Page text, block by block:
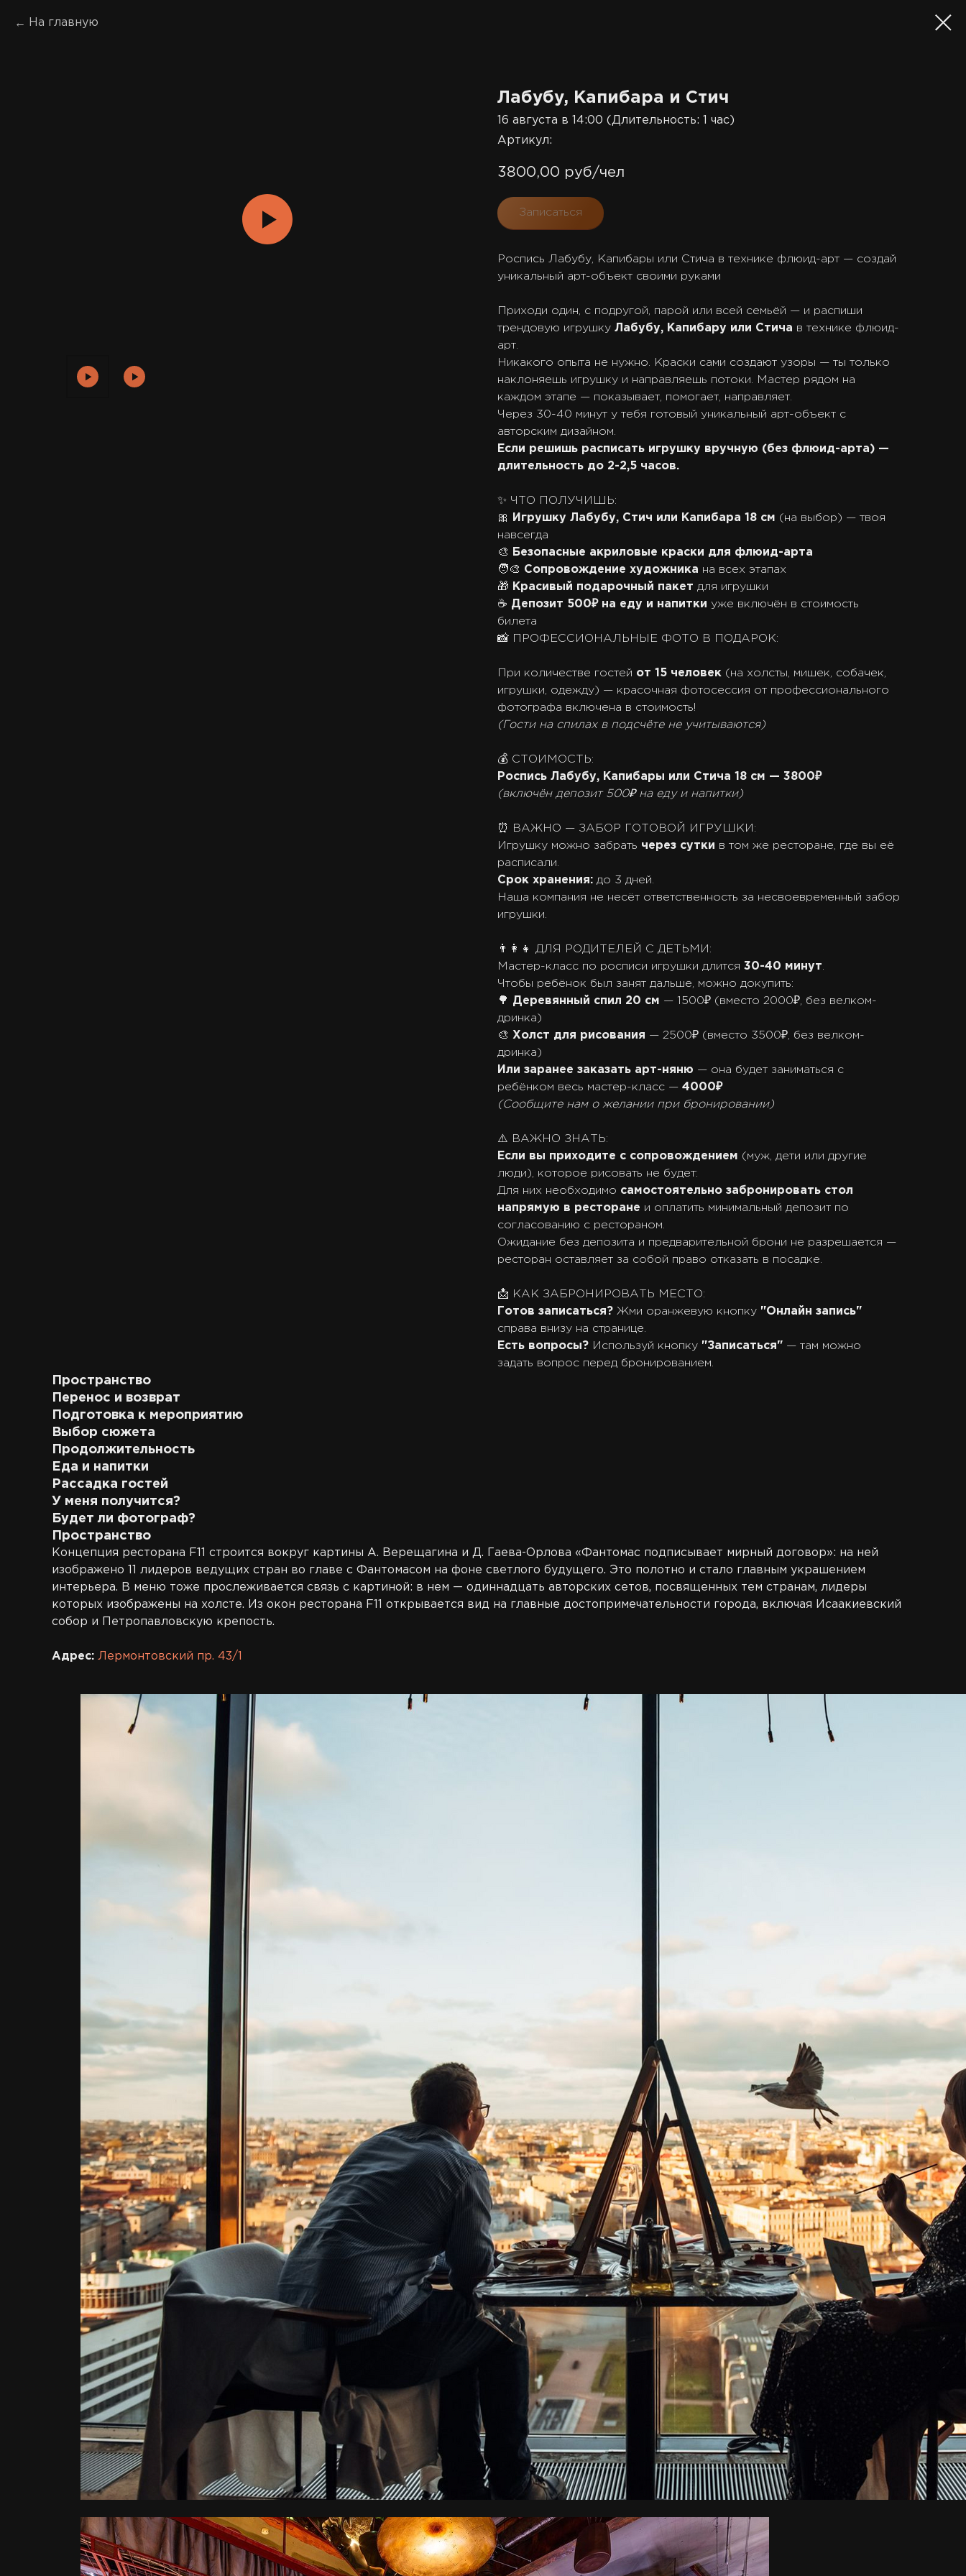
На главную
Лабубу, Капибара и Стич
16 августа в 14:00 (Длительность: 1 час)
Артикул:
3800,00 руб/чел
Записаться
Роспись Лабубу, Капибары или Стича в технике флюид-арт — создай
уникальный арт-объект своими руками
Приходи один, с подругой, парой или всей семьёй — и распиши
трендовую игрушку Лабубу, Капибару или Стича в технике флюид-
арт.
Никакого опыта не нужно. Краски сами создают узоры — ты только
наклоняешь игрушку и направляешь потоки. Мастер рядом на
каждом этапе — показывает, помогает, направляет.
Через 30-40 минут у тебя готовый уникальный арт-объект с
авторским дизайном.
Если решишь расписать игрушку вручную (без флюид-арта) —
длительность до 2-2,5 часов.
✨ ЧТО ПОЛУЧИШЬ:
🎀
Игрушку Лабубу, Стич или Капибара 18 см (на выбор) — твоя
навсегда
🎨
Безопасные акриловые краски для флюид-арта
🧑‍🎨 Сопровождение художника на всех этапах
🎁 Красивый подарочный пакет для игрушки
☕ Депозит 500₽ на еду и напитки уже включён в стоимость
билета
📸 ПРОФЕССИОНАЛЬНЫЕ ФОТО В ПОДАРОК:
При количестве гостей от 15 человек (на холсты, мишек, собачек,
игрушки, одежду) — красочная фотосессия от профессионального
фотографа включена в стоимость!
(Гости на спилах в подсчёте не учитываются)
💰 СТОИМОСТЬ:
Роспись Лабубу, Капибары или Стича 18 см — 3800₽
(включён депозит 500₽ на еду и напитки)
⏰ ВАЖНО — ЗАБОР ГОТОВОЙ ИГРУШКИ:
Игрушку можно забрать через сутки в том же ресторане, где вы её
расписали.
Срок хранения: до 3 дней.
Наша компания не несёт ответственность за несвоевременный забор
игрушки.
👨‍👩‍👧 ДЛЯ РОДИТЕЛЕЙ С ДЕТЬМИ:
Мастер-класс по росписи игрушки длится 30-40 минут.
Чтобы ребёнок был занят дальше, можно докупить:
🌳 Деревянный спил 20 см — 1500₽ (вместо 2000₽, без велком-
дринка)
🎨 Холст для рисования — 2500₽ (вместо 3500₽, без велком-
дринка)
Или заранее заказать арт-няню — она будет заниматься с
ребёнком весь мастер-класс — 4000₽
(Сообщите нам о желании при бронировании)
⚠️ ВАЖНО ЗНАТЬ:
Если вы приходите с сопровождением (муж, дети или другие
люди), которое рисовать не будет:
Для них необходимо самостоятельно забронировать стол
напрямую в ресторане и оплатить минимальный депозит по
согласованию с рестораном.
Ожидание без депозита и предварительной брони не разрешается —
ресторан оставляет за собой право отказать в посадке.
📩 КАК ЗАБРОНИРОВАТЬ МЕСТО:
Готов записаться? Жми оранжевую кнопку "Онлайн запись"
справа внизу на странице.
Есть вопросы? Используй кнопку "Записаться" — там можно
задать вопрос перед бронированием.
Пространство
Перенос и возврат
Подготовка к мероприятию
Выбор сюжета
Продолжительность
Еда и напитки
Рассадка гостей
У меня получится?
Будет ли фотограф?
Пространство
Концепция ресторана F11 строится вокруг картины А. Верещагина и Д. Гаева-Орлова «Фантомас подписывает мирный договор»: на ней
изображено 11 лидеров ведущих стран во главе с Фантомасом на фоне светлого будущего. Это полотно и стало главным украшением
интерьера. В меню тоже прослеживается связь с картиной: в нем — одиннадцать авторских сетов, посвященных тем странам, лидеры
которых изображены на холсте. Из окон ресторана F11 открывается вид на главные достопримечательности города, включая Исаакиевский
собор и Петропавловскую крепость.
Адрес: Лермонтовский пр. 43/1